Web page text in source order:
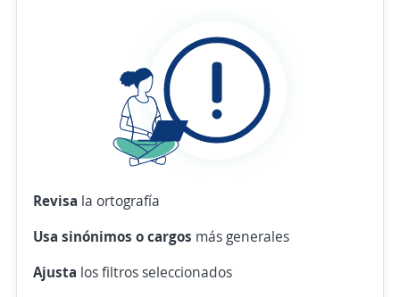
Revisa la ortografía
Usa sinónimos o cargos más generales
Ajusta los filtros seleccionados